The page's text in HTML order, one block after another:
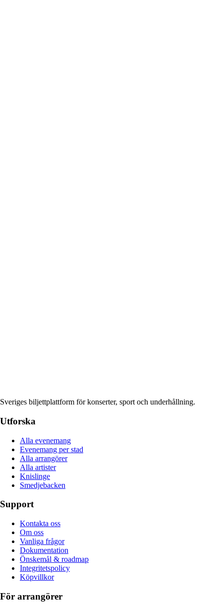
Sveriges biljettplattform för konserter, sport och underhållning.
Utforska
Alla evenemang
Evenemang per stad
Alla arrangörer
Alla artister
Knislinge
Smedjebacken
Support
Kontakta oss
Om oss
Vanliga frågor
Dokumentation
Önskemål & roadmap
Integritetspolicy
Köpvillkor
För arrangörer